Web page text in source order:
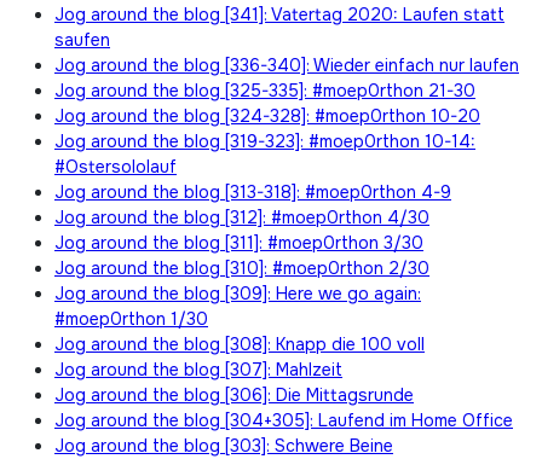
Jog around the blog [341]: Vatertag 2020: Laufen statt
saufen
Jog around the blog [336-340]: Wieder einfach nur laufen
Jog around the blog [325-335]: #moep0rthon 21-30
Jog around the blog [324-328]: #moep0rthon 10-20
Jog around the blog [319-323]: #moep0rthon 10-14:
#Ostersololauf
Jog around the blog [313-318]: #moep0rthon 4-9
Jog around the blog [312]: #moep0rthon 4/30
Jog around the blog [311]: #moep0rthon 3/30
Jog around the blog [310]: #moep0rthon 2/30
Jog around the blog [309]: Here we go again:
#moep0rthon 1/30
Jog around the blog [308]: Knapp die 100 voll
Jog around the blog [307]: Mahlzeit
Jog around the blog [306]: Die Mittagsrunde
Jog around the blog [304+305]: Laufend im Home Office
Jog around the blog [303]: Schwere Beine